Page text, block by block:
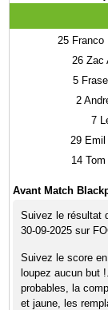
25 Franco
26 Zac
5
2
7
29
14
Avant Match
Suivez le résultat
30-09-2025 sur
Suivez le score
loupez aucun but
probables, la
et jaune, les